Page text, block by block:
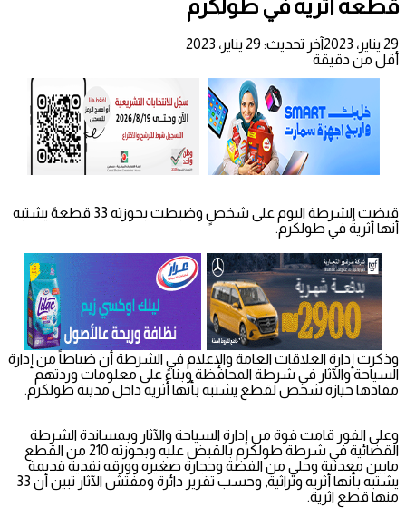
قطعه أثريه في طولكرم
29 يناير، 2023
آخر تحديث: 29 يناير، 2023
أقل من دقيقة
قبضت الشرطة اليوم على شخصٍ وضبطت بحوزته 33 قطعهً يشتبه
أنها أثريةً في طولكرم.
وذكرت إدارة العلاقات العامة والإعلام في الشرطة أن ضباطاً من إدارة
السياحة والآثار في شرطة المحافظة وبناءً على معلومات وردتهم
مفادها حيازة شخص لقطع يشتبه بأنها أثريه داخل مدينة طولكرم.
وعلى الفور قامت قوة من إدارة السياحة والآثار وبمساندة الشرطة
القضائية في شرطة طولكرم بالقبض عليه وبحوزته 210 من القطع
مابين معدنية وحلي من الفضة وحجارة صغيره وورقه نقدية قديمة
يشتبه بأنها أثريه وتراثية, وحسب تقرير دائرة ومفتش الآثار تبين أن 33
منها قطع اثرية.